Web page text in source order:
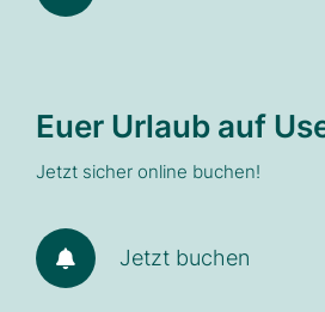
Euer Urlaub auf
Jetzt sicher online buchen!
Jetzt buchen